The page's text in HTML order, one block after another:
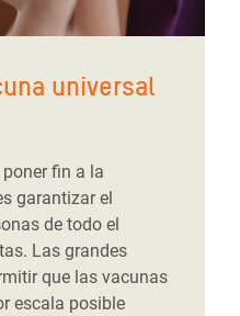
universal
fin a la
garantizar el
de todo el
Las grandes
que las vacunas
escala posible